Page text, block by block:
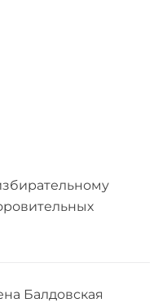
Балдовская